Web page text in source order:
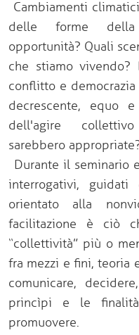
Cambiamenti
delle forme
opportunità? Quali
che stiamo
conflitto e
decrescente, equo
dell'agire
sarebbero
Durante il seminario
interrogativi,
orientato alla
facilitazione è ciò
“collettività” più o
fra mezzi e fini, teoria
comunicare,
princìpi e le
promuovere.